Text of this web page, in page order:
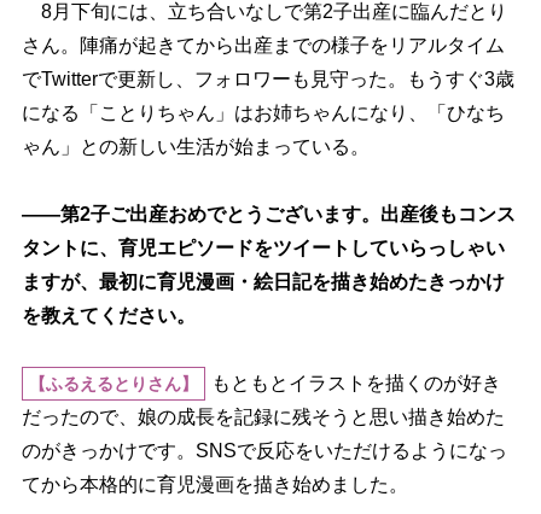
8月下旬には、立ち合いなしで第2子出産に臨んだとり
さん。陣痛が起きてから出産までの様子をリアルタイム
でTwitterで更新し、フォロワーも見守った。もうすぐ3歳
になる「ことりちゃん」はお姉ちゃんになり、「ひなち
ゃん」との新しい生活が始まっている。
――第2子ご出産おめでとうございます。出産後もコンス
タントに、育児エピソードをツイートしていらっしゃい
ますが、最初に育児漫画・絵日記を描き始めたきっかけ
を教えてください。
【ふるえるとりさん】
もともとイラストを描くのが好き
だったので、娘の成長を記録に残そうと思い描き始めた
のがきっかけです。SNSで反応をいただけるようになっ
てから本格的に育児漫画を描き始めました。